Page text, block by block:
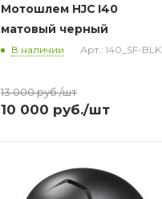
Мотошлем HJC I40
матовый черный
В наличии Арт.: I40_SF-BLK
13 000руб./шт
10 000 руб./шт